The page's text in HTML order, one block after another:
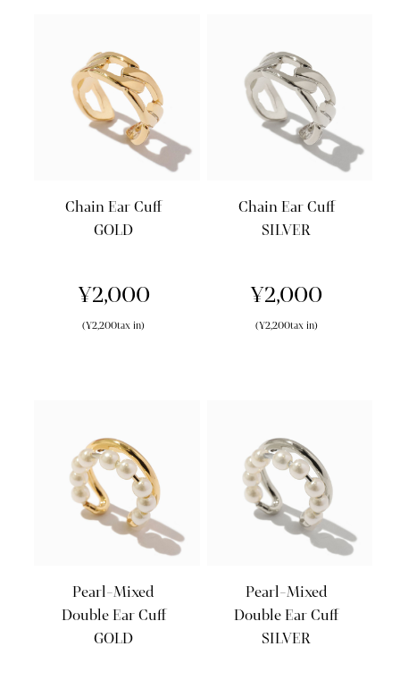
Chain Ear Cuff
GOLD
¥2,000
(¥2,200tax in)
Chain Ear Cuff
SILVER
¥2,000
(¥2,200tax in)
Pearl-Mixed
Double Ear Cuff
GOLD
Pearl-Mixed
Double Ear Cuff
SILVER